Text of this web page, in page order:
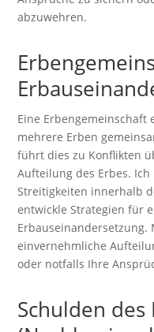
abzuwehren.
Eine Erbengemeinschaft
mehrere Erben
führt dies zu Konflikten
Aufteilung des Erbes.
Streitigkeiten innerhalb
entwickle Strategien für
Erbauseinandersetzung.
einvernehmliche
oder notfalls Ihre
Schulden des